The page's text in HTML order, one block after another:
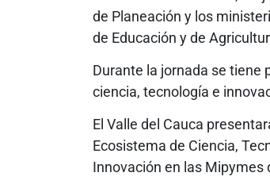
de Planeación y los
de Educación y de
Durante la jornada se tiene
ciencia, tecnología e
El Valle del Cauca
Ecosistema de Ciencia,
Innovación en las Mipymes